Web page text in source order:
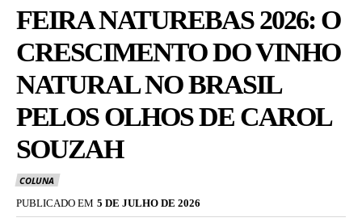
FEIRA NATUREBAS 2026: O
CRESCIMENTO DO VINHO
NATURAL NO BRASIL
PELOS OLHOS DE CAROL
SOUZAH
COLUNA
PUBLICADO EM 5 DE JULHO DE 2026